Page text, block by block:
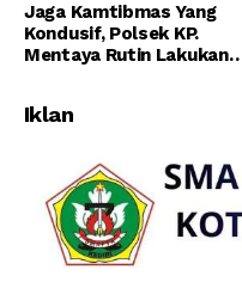
Jaga Kamtibmas Yang
Kondusif, Polsek KP.
Mentaya Rutin Lakukan
Iklan